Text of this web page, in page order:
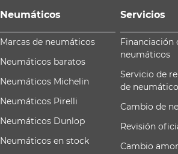
Neumáticos
Marcas de neumáticos
Neumáticos baratos
Neumáticos Michelin
Neumáticos Pirelli
Neumáticos Dunlop
Neumáticos en stock
Servicios
Financiación
neumáticos
Servicio de
de
Cambio de
Revisión
Cambio